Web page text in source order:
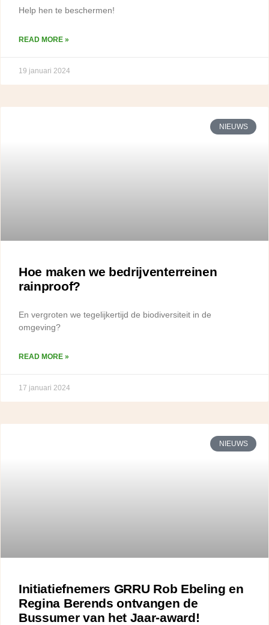
Help hen te beschermen!
READ MORE »
19 januari 2024
NIEUWS
Hoe maken we bedrijventerreinen
rainproof?
En vergroten we tegelijkertijd de biodiversiteit in de
omgeving?
READ MORE »
17 januari 2024
NIEUWS
Initiatiefnemers GRRU Rob Ebeling en
Regina Berends ontvangen de
Bussumer van het Jaar-award!